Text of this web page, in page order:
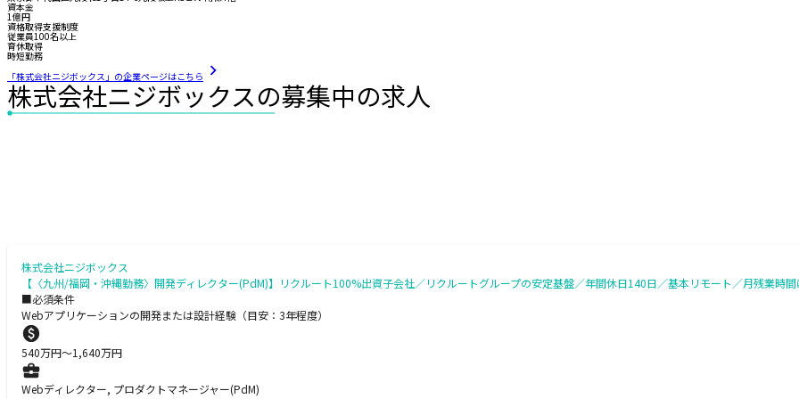
資本金
1億円
資格取得支援制度
従業員100名以上
育休取得
時短勤務
「株式会社ニジボックス」の企業ページはこちら
株式会社ニジボックスの募集中の求人
株式会社ニジボックス
【〈九州/福岡・沖縄勤務〉開発ディレクター(PdM)】リクルート100%出資子会社／リクルートグループの安定基盤／年間休日140日／基本リモート／月残業時
■必須条件
Webアプリケーションの開発または設計経験（目安：3年程度）
540万円〜1,640万円
Webディレクター, プロダクトマネージャー(PdM)